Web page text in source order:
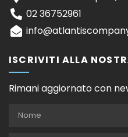
02 36752961
ISCRIVITI ALLA
Rimani aggiornato con